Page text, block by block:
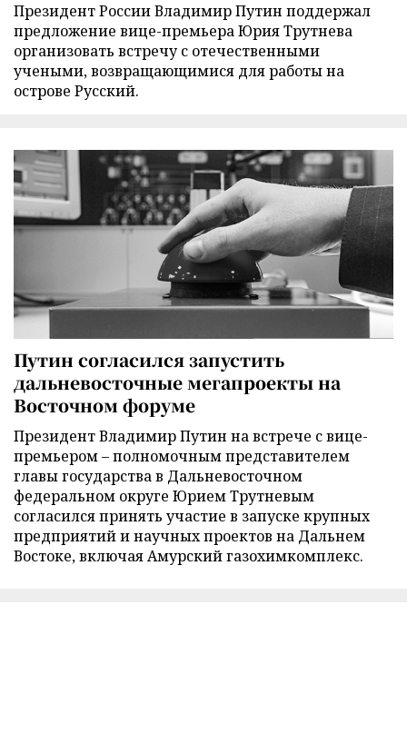
Президент России Владимир Путин поддержал
предложение вице-премьера Юрия Трутнева
организовать встречу с отечественными
учеными, возвращающимися для работы на
острове Русский.
Путин согласился запустить
дальневосточные мегапроекты на
Восточном форуме
Президент Владимир Путин на встрече с вице-
премьером – полномочным представителем
главы государства в Дальневосточном
федеральном округе Юрием Трутневым
согласился принять участие в запуске крупных
предприятий и научных проектов на Дальнем
Востоке, включая Амурский газохимкомплекс.